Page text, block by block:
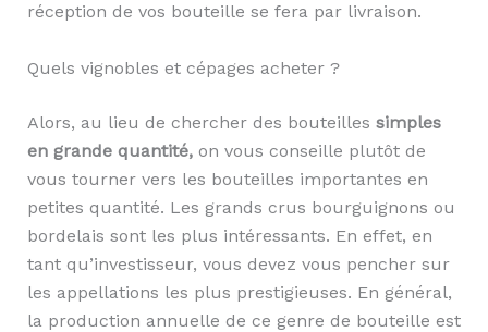
réception de vos bouteille se fera par livraison.
Quels vignobles et cépages acheter ?
Alors, au lieu de chercher des bouteilles simples
en grande quantité,on vous conseille plutôt de
vous tourner vers les bouteilles importantes en
petites quantité. Les grands crus bourguignons ou
bordelais sont les plus intéressants. En effet, en
tant qu’investisseur, vous devez vous pencher sur
les appellations les plus prestigieuses. En général,
la production annuelle de ce genre de bouteille est